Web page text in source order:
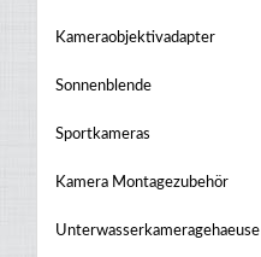
Kameraobjektivadapter
Sonnenblende
Sportkameras
Kamera Montagezubehör
Unterwasserkameragehaeuse